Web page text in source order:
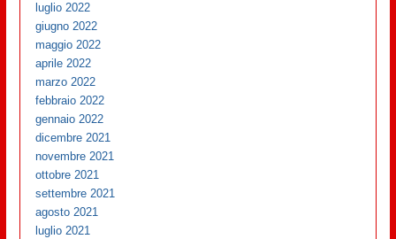
luglio 2022
giugno 2022
maggio 2022
aprile 2022
marzo 2022
febbraio 2022
gennaio 2022
dicembre 2021
novembre 2021
ottobre 2021
settembre 2021
agosto 2021
luglio 2021